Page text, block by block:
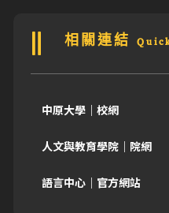
相關連結
中原大學｜校網
人文與教育學院｜院網
語言中心｜官方網站